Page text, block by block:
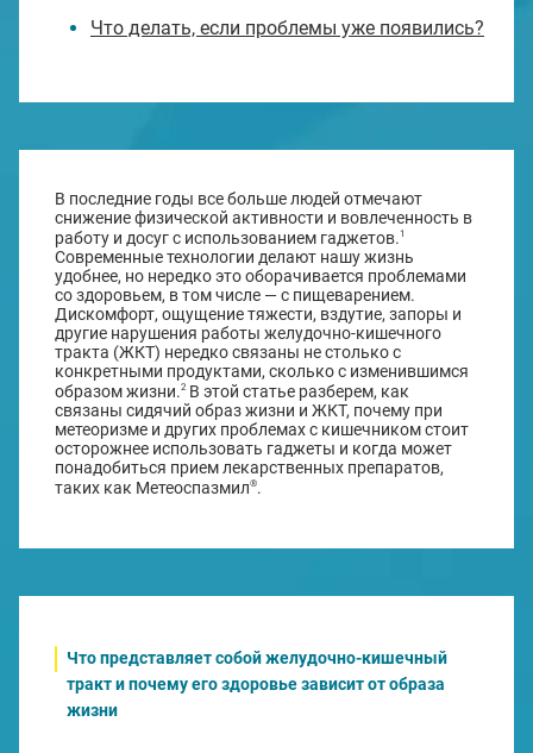
Что делать, если проблемы уже появились?
В последние годы все больше людей отмечают
снижение физической активности и вовлеченность в
работу и досуг с использованием гаджетов.1
Современные технологии делают нашу жизнь
удобнее, но нередко это оборачивается проблемами
со здоровьем, в том числе — с пищеварением.
Дискомфорт, ощущение тяжести, вздутие, запоры и
другие нарушения работы желудочно-кишечного
тракта (ЖКТ) нередко связаны не столько с
конкретными продуктами, сколько с изменившимся
образом жизни.2 В этой статье разберем, как
связаны сидячий образ жизни и ЖКТ, почему при
метеоризме и других проблемах с кишечником стоит
осторожнее использовать гаджеты и когда может
понадобиться прием лекарственных препаратов,
таких как Метеоспазмил®.
Что представляет собой желудочно-кишечный
тракт и почему его здоровье зависит от образа
жизни